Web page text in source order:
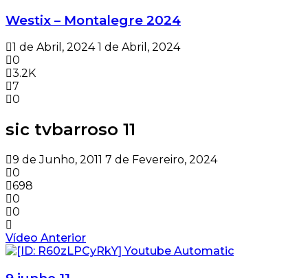
Westix – Montalegre 2024
1 de Abril, 2024 1 de Abril, 2024
0
3.2K
7
0
sic tvbarroso 11
9 de Junho, 2011 7 de Fevereiro, 2024
0
698
0
0
Vídeo Anterior